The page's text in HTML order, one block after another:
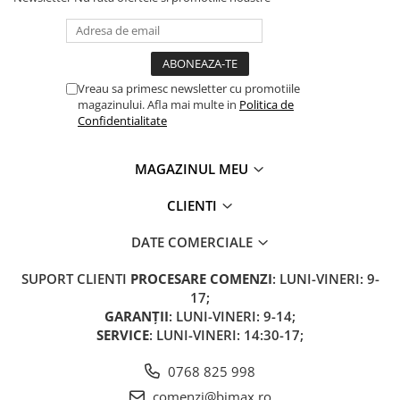
Kukirin G2 MAX
KuKirin G3 PRO
Kukirin G4 (2025)
KuKirin S1 PRO
Scooter 3 Lite (Mi3 Lite)
Scooter 4 PRO (Mi4 PRO)
Scooter 4 Ultra
Piese Xiaomi Scooter 5
Piese Xiaomi Scooter Elite
Vreau sa primesc newsletter cu promotiile
magazinului. Afla mai multe in Politica de
Confidentialitate
MAGAZINUL MEU
CLIENTI
DATE COMERCIALE
SUPORT CLIENTI PROCESARE COMENZI: LUNI-VINERI: 9-
17;
GARANȚII: LUNI-VINERI: 9-14;
SERVICE: LUNI-VINERI: 14:30-17;
0768 825 998